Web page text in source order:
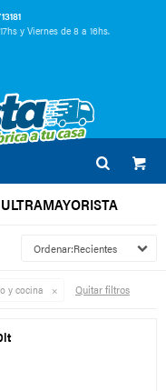
y Viernes de 8 a 16hs.
Recientes
y cocina Quitar filtros